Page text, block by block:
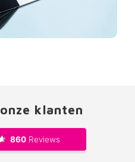
klanten